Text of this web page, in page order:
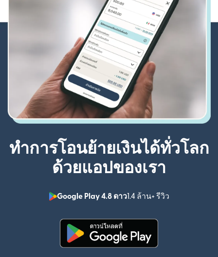
ทำการโอนย้ายเงินได้ทั่วโลก
ด้วยแอปของเรา
Google Play 4.8 ดาว1.4 ล้าน+ รีวิว
(เปิดในหน้าต่